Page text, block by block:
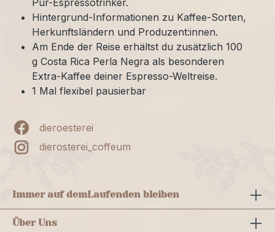
Hintergrund-Informationen zu Kaffee-Sorten,
Herkunftsländern und Produzent:innen.
Am Ende der Reise erhältst du zusätzlich 100
g Costa Rica Perla Negra als besonderen
Extra-Kaffee deiner Espresso-Weltreise.
1 Mal flexibel pausierbar
dieroesterei
dierosterei_coffeum
Immer auf demLaufenden bleiben
Über Uns